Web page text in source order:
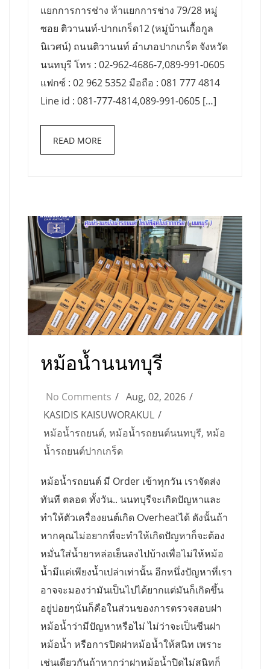
แยกการการช่าง ห้าแยกการช่าง 79/28 หมู่
ซอย ติวานนท์-ปากเกร็ด12 (หมู่บ้านเกื้อกูล
นิเวศน์) ถนนติวานนท์ อำเภอปากเกร็ด จังหวัด
นนทบุรี โทร : 02-962-4686-7,089-991-0605
แฟกซ์ : 02 962 5352 มือถือ : 081 777 4814
Line id : 081-777-4814,089-991-0605 […]
READ MORE
หม้อน้ำนนทบุรี
No Comments
Aug, 02, 2026
KASIDIS KAISUWORAKUL
หม้อน้ำรถยนต์, หม้อน้ำรถยนต์นนทบุรี, หม้อ
น้ำรถยนต์ปากเกร็ด
หม้อน้ำรถยนต์ มี Order เข้าทุกวัน เราจัดส่ง
ทันที ตลอด ทั้งวัน.. นนทบุรีจะเกิดปัญหาและ
ทำให้ตัวเครื่องยนต์เกิด Overheatได้ ดังนั้นถ้า
หากคุณไม่อยากที่จะทำให้เกิดปัญหาก็จะต้อง
หมั่นใส่น้ำยาหล่อเย็นลงไปบ้างเพื่อไม่ให้หม้อ
น้ำมีแค่เพียงน้ำเปล่าเท่านั้น อีกหนึ่งปัญหาที่เรา
อาจจะมองว่ามันเป็นไปได้ยากแต่มันก็เกิดขึ้น
อยู่บ่อยๆนั่นก็คือในส่วนของการตรวจสอบฝา
หม้อน้ำว่ามีปัญหาหรือไม่ ไม่ว่าจะเป็นซีนฝา
หม้อน้ำ หรือการปิดฝาหม้อน้ำให้สนิท เพราะ
เช่นเดียวกันถ้าหากว่าฝาหม้อน้ำปิดไม่สนิทก็